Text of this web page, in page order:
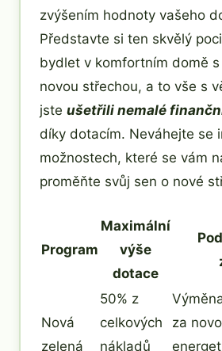
zvýšením hodnoty vašeho
Představte si ten skvělý
bydlet v komfortním domě s
novou střechou, a to vše s
jste ušetřili nemalé
díky dotacím. Neváhejte se
možnostech, které se vám
proměňte svůj sen o nové
Program
Maximální
výše
dotace
Nová
zelená
50% z
celkových
nákladů
za